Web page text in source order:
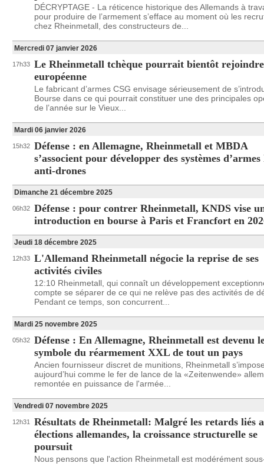
DÉCRYPTAGE - La réticence historique des Allemands à
pour produire de l’armement s’efface au moment où les
chez Rheinmetall, des constructeurs de...
Mercredi 07 janvier 2026
17h33 Le Rheinmetall tchèque pourrait bientôt
européenne
Le fabricant d’armes CSG envisage sérieusement de
Bourse dans ce qui pourrait constituer une des principales
de l’année sur le Vieux...
Mardi 06 janvier 2026
15h32 Défense : en Allemagne, Rheinmetall et MBDA
s’associent pour développer des systèmes d’armes
anti-drones
Dimanche 21 décembre 2025
06h32 Défense : pour contrer Rheinmetall, KNDS vise
introduction en bourse à Paris et Francfort en
Jeudi 18 décembre 2025
12h33 L'Allemand Rheinmetall négocie la reprise de ses
activités civiles
12:10 Rheinmetall, qui connaît un développement
compte se séparer de ce qui ne relève pas des activités de
Pendant ce temps, son concurrent...
Mardi 25 novembre 2025
05h32 Défense : En Allemagne, Rheinmetall est devenu
symbole du réarmement XXL de tout un pays
Ancien fournisseur discret de munitions, Rheinmetall
aujourd’hui comme le fer de lance de la «Zeitenwende»
remontée en puissance de l'armée...
Vendredi 07 novembre 2025
12h31
Résultats de Rheinmetall: Malgré les retards liés
élections allemandes, la croissance structurelle se
poursuit
Nous pensons que l'action Rheinmetall est modérément